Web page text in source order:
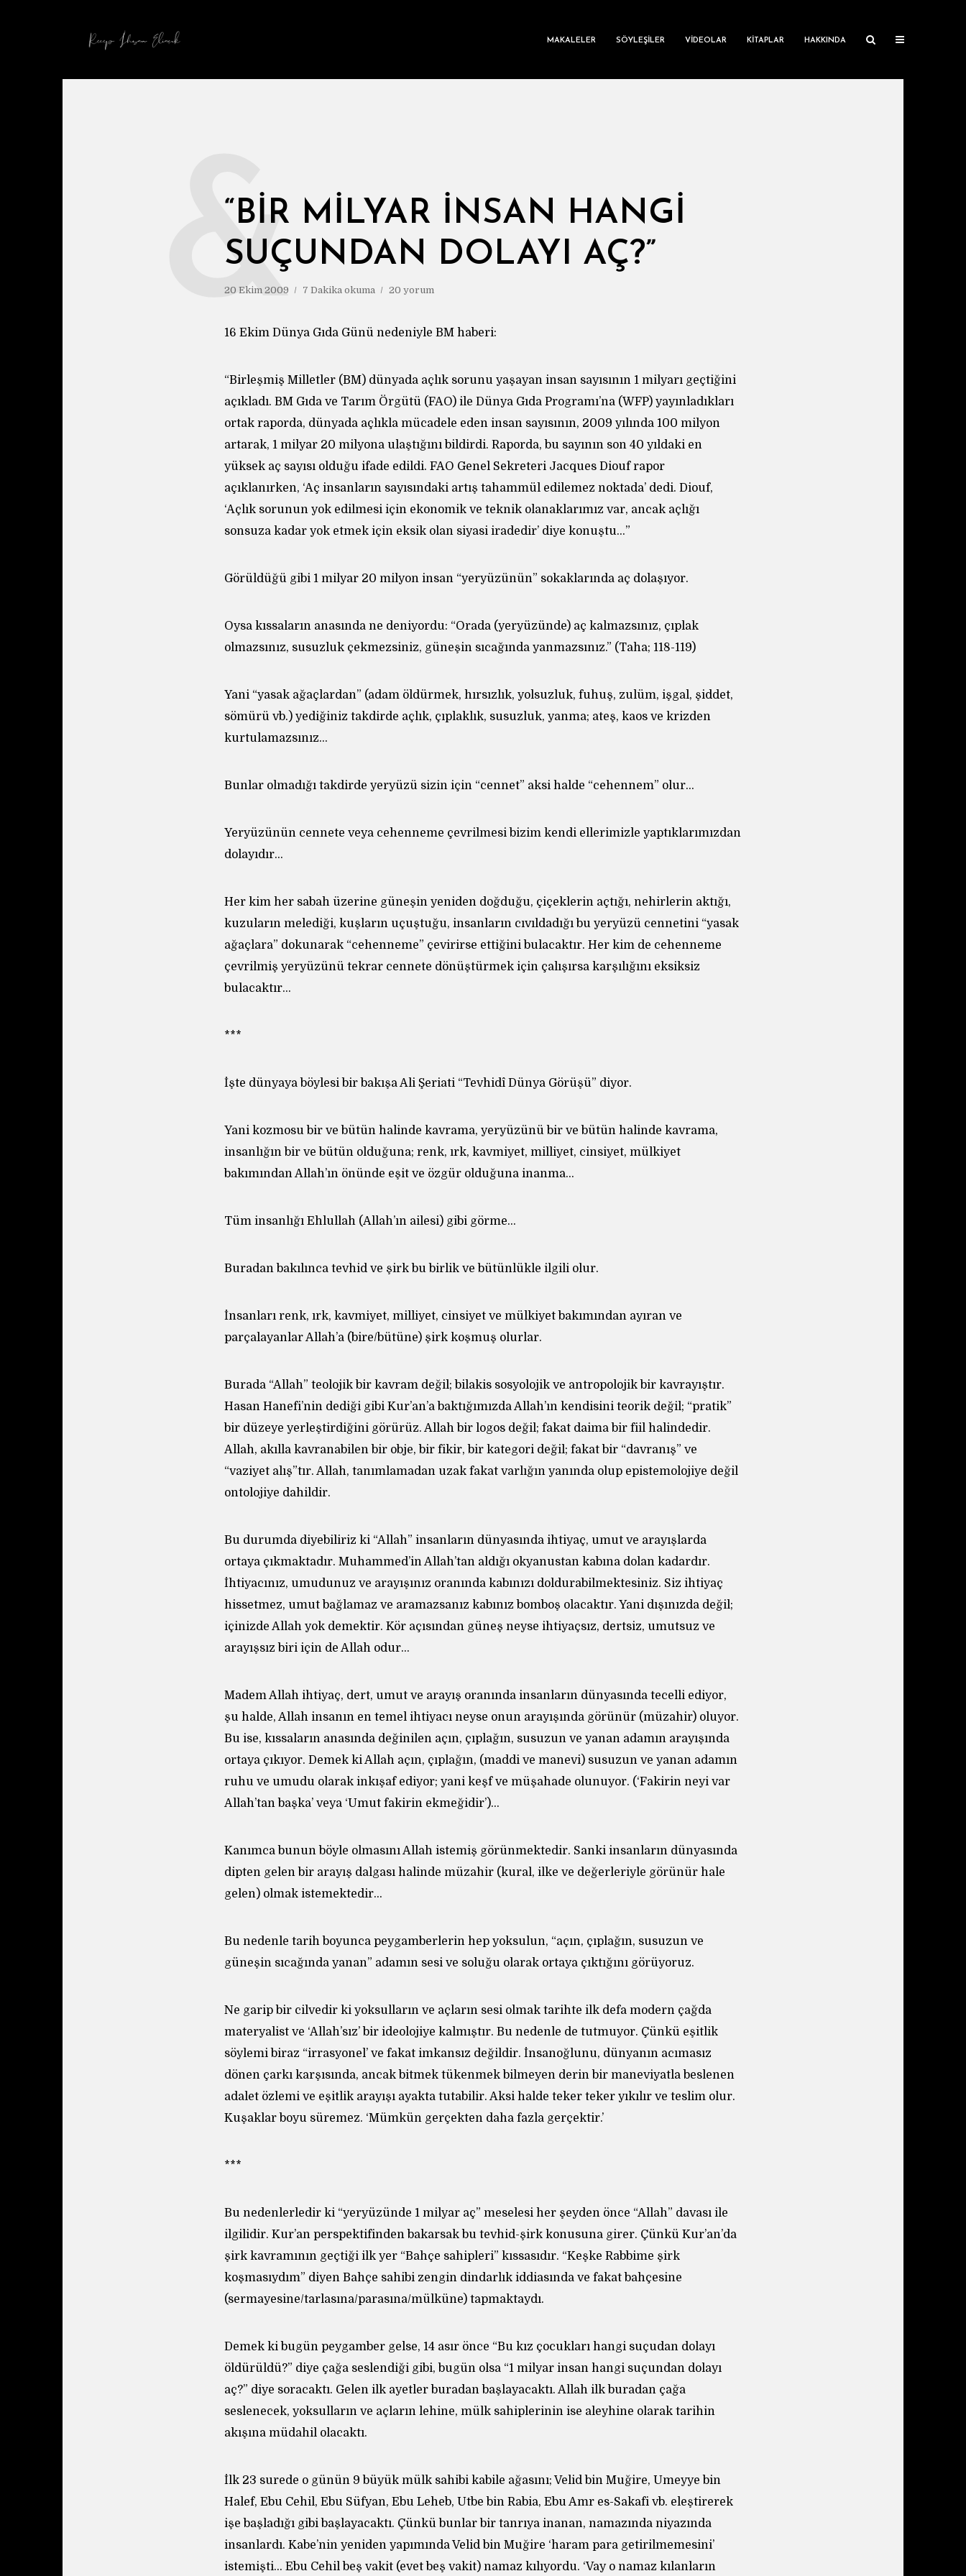
MAKALELER SÖYLEŞILER VIDEOLAR KITAPLAR HAKKINDA
“BİR MİLYAR İNSAN HANGİ
SUÇUNDAN DOLAYI AÇ?”
20 Ekim 2009 7 Dakika okuma 20 yorum
&
16 Ekim Dünya Gıda Günü nedeniyle BM haberi:
“Birleşmiş Milletler (BM) dünyada açlık sorunu yaşayan insan sayısının 1 milyarı geçtiğini
açıkladı. BM Gıda ve Tarım Örgütü (FAO) ile Dünya Gıda Programı’na (WFP) yayınladıkları
ortak raporda, dünyada açlıkla mücadele eden insan sayısının, 2009 yılında 100 milyon
artarak, 1 milyar 20 milyona ulaştığını bildirdi. Raporda, bu sayının son 40 yıldaki en
yüksek aç sayısı olduğu ifade edildi. FAO Genel Sekreteri Jacques Diouf rapor
açıklanırken, ‘Aç insanların sayısındaki artış tahammül edilemez noktada’ dedi. Diouf,
‘Açlık sorunun yok edilmesi için ekonomik ve teknik olanaklarımız var, ancak açlığı
sonsuza kadar yok etmek için eksik olan siyasi iradedir’ diye konuştu…”
Görüldüğü gibi 1 milyar 20 milyon insan “yeryüzünün” sokaklarında aç dolaşıyor.
Oysa kıssaların anasında ne deniyordu: “Orada (yeryüzünde) aç kalmazsınız, çıplak
olmazsınız, susuzluk çekmezsiniz, güneşin sıcağında yanmazsınız.” (Taha; 118-119)
Yani “yasak ağaçlardan” (adam öldürmek, hırsızlık, yolsuzluk, fuhuş, zulüm, işgal, şiddet,
sömürü vb.) yediğiniz takdirde açlık, çıplaklık, susuzluk, yanma; ateş, kaos ve krizden
kurtulamazsınız…
Bunlar olmadığı takdirde yeryüzü sizin için “cennet” aksi halde “cehennem” olur…
Yeryüzünün cennete veya cehenneme çevrilmesi bizim kendi ellerimizle yaptıklarımızdan
dolayıdır…
Her kim her sabah üzerine güneşin yeniden doğduğu, çiçeklerin açtığı, nehirlerin aktığı,
kuzuların melediği, kuşların uçuştuğu, insanların cıvıldadığı bu yeryüzü cennetini “yasak
ağaçlara” dokunarak “cehenneme” çevirirse ettiğini bulacaktır. Her kim de cehenneme
çevrilmiş yeryüzünü tekrar cennete dönüştürmek için çalışırsa karşılığını eksiksiz
bulacaktır…
***
İşte dünyaya böylesi bir bakışa Ali Şeriati “Tevhidî Dünya Görüşü” diyor.
Yani kozmosu bir ve bütün halinde kavrama, yeryüzünü bir ve bütün halinde kavrama,
insanlığın bir ve bütün olduğuna; renk, ırk, kavmiyet, milliyet, cinsiyet, mülkiyet
bakımından Allah’ın önünde eşit ve özgür olduğuna inanma…
Tüm insanlığı Ehlullah (Allah’ın ailesi) gibi görme…
Buradan bakılınca tevhid ve şirk bu birlik ve bütünlükle ilgili olur.
İnsanları renk, ırk, kavmiyet, milliyet, cinsiyet ve mülkiyet bakımından ayıran ve
parçalayanlar Allah’a (bire/bütüne) şirk koşmuş olurlar.
Burada “Allah” teolojik bir kavram değil; bilakis sosyolojik ve antropolojik bir kavrayıştır.
Hasan Hanefi’nin dediği gibi Kur’an’a baktığımızda Allah’ın kendisini teorik değil; “pratik”
bir düzeye yerleştirdiğini görürüz. Allah bir logos değil; fakat daima bir fiil halindedir.
Allah, akılla kavranabilen bir obje, bir fikir, bir kategori değil; fakat bir “davranış” ve
“vaziyet alış”tır. Allah, tanımlamadan uzak fakat varlığın yanında olup epistemolojiye değil
ontolojiye dahildir.
Bu durumda diyebiliriz ki “Allah” insanların dünyasında ihtiyaç, umut ve arayışlarda
ortaya çıkmaktadır. Muhammed’in Allah’tan aldığı okyanustan kabına dolan kadardır.
İhtiyacınız, umudunuz ve arayışınız oranında kabınızı doldurabilmektesiniz. Siz ihtiyaç
hissetmez, umut bağlamaz ve aramazsanız kabınız bomboş olacaktır. Yani dışınızda değil;
içinizde Allah yok demektir. Kör açısından güneş neyse ihtiyaçsız, dertsiz, umutsuz ve
arayışsız biri için de Allah odur…
Madem Allah ihtiyaç, dert, umut ve arayış oranında insanların dünyasında tecelli ediyor,
şu halde, Allah insanın en temel ihtiyacı neyse onun arayışında görünür (müzahir) oluyor.
Bu ise, kıssaların anasında değinilen açın, çıplağın, susuzun ve yanan adamın arayışında
ortaya çıkıyor. Demek ki Allah açın, çıplağın, (maddi ve manevi) susuzun ve yanan adamın
ruhu ve umudu olarak inkışaf ediyor; yani keşf ve müşahade olunuyor. (‘Fakirin neyi var
Allah’tan başka’ veya ‘Umut fakirin ekmeğidir’)…
Kanımca bunun böyle olmasını Allah istemiş görünmektedir. Sanki insanların dünyasında
dipten gelen bir arayış dalgası halinde müzahir (kural, ilke ve değerleriyle görünür hale
gelen) olmak istemektedir…
Bu nedenle tarih boyunca peygamberlerin hep yoksulun, “açın, çıplağın, susuzun ve
güneşin sıcağında yanan” adamın sesi ve soluğu olarak ortaya çıktığını görüyoruz.
Ne garip bir cilvedir ki yoksulların ve açların sesi olmak tarihte ilk defa modern çağda
materyalist ve ‘Allah’sız’ bir ideolojiye kalmıştır. Bu nedenle de tutmuyor. Çünkü eşitlik
söylemi biraz “irrasyonel’ ve fakat imkansız değildir. İnsanoğlunu, dünyanın acımasız
dönen çarkı karşısında, ancak bitmek tükenmek bilmeyen derin bir maneviyatla beslenen
adalet özlemi ve eşitlik arayışı ayakta tutabilir. Aksi halde teker teker yıkılır ve teslim olur.
Kuşaklar boyu süremez. ‘Mümkün gerçekten daha fazla gerçektir.’
***
Bu nedenlerledir ki “yeryüzünde 1 milyar aç” meselesi her şeyden önce “Allah” davası ile
ilgilidir. Kur’an perspektifinden bakarsak bu tevhid-şirk konusuna girer. Çünkü Kur’an’da
şirk kavramının geçtiği ilk yer “Bahçe sahipleri” kıssasıdır. “Keşke Rabbime şirk
koşmasıydım” diyen Bahçe sahibi zengin dindarlık iddiasında ve fakat bahçesine
(sermayesine/tarlasına/parasına/mülküne) tapmaktaydı.
Demek ki bugün peygamber gelse, 14 asır önce “Bu kız çocukları hangi suçudan dolayı
öldürüldü?” diye çağa seslendiği gibi, bugün olsa “1 milyar insan hangi suçundan dolayı
aç?” diye soracaktı. Gelen ilk ayetler buradan başlayacaktı. Allah ilk buradan çağa
seslenecek, yoksulların ve açların lehine, mülk sahiplerinin ise aleyhine olarak tarihin
akışına müdahil olacaktı.
İlk 23 surede o günün 9 büyük mülk sahibi kabile ağasını; Velid bin Muğire, Umeyye bin
Halef, Ebu Cehil, Ebu Süfyan, Ebu Leheb, Utbe bin Rabia, Ebu Amr es-Sakafi vb. eleştirerek
işe başladığı gibi başlayacaktı. Çünkü bunlar bir tanrıya inanan, namazında niyazında
insanlardı. Kabe’nin yeniden yapımında Velid bin Muğire ‘haram para getirilmemesini’
istemişti… Ebu Cehil beş vakit (evet beş vakit) namaz kılıyordu. ‘Vay o namaz kılanların